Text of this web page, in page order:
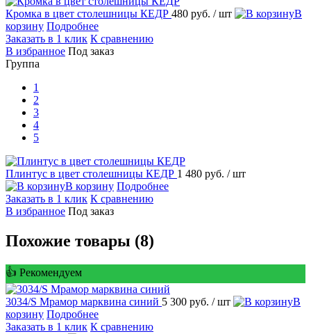
Кромка в цвет столешницы КЕДР 480 руб. / шт
корзину Подробнее
Заказать в 1 клик К сравнению
избранное Под заказ
Группа
1
2
3
4
5
Плинтус в цвет столешницы КЕДР 1 480 руб. / шт
корзину Подробнее
Заказать в 1 клик К сравнению
избранное Под заказ
Похожие товары (8)
👍 Рекомендуем
3034/S Мрамор марквина синий 5 300 руб. / шт
корзину Подробнее
Заказать в 1 клик К сравнению